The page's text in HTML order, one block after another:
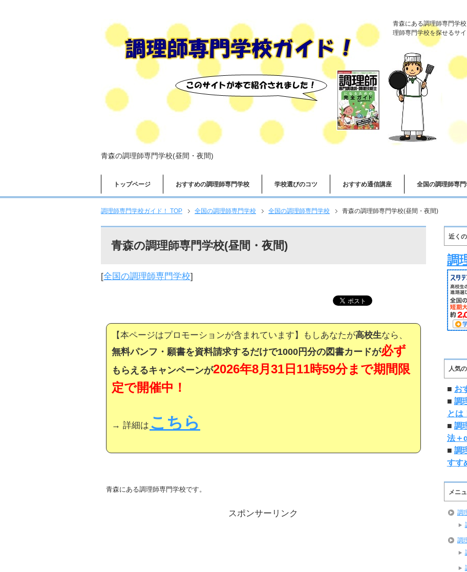
青森の調理師専門学校(昼間・夜間)
青森にある調理師専門学
理師専門学校を探せるサイ
トップページ おすすめの調理師専門学校 学校選びのコツ おすすめ通信講座 全国の調理師専
調理師専門学校ガイド！ TOP 全国の調理師専門学校 全国の調理師専門学校 青森の調理師専門学校(昼間・夜間)
青森の調理師専門学校(昼間・夜間)
[全国の調理師専門学校]
【本ページはプロモーションが含まれています】もしあなたが高校生なら、
無料パンフ・願書を資料請求するだけで1000円分の図書カードが必ず
もらえるキャンペーンが2026年8月31日11時59分まで期間限
定で開催中！
→ 詳細は こちら
青森にある調理師専門学校です。
スポンサーリンク
近く
調
人気
■ お
■ 調
とは
■ 調
法＋
■ 調
すす
メニ
調
調